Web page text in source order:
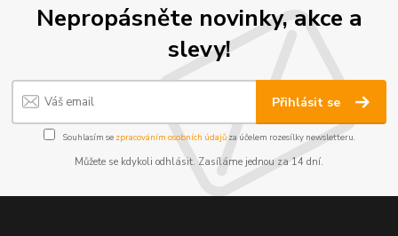
Nepropásněte novinky, akce a
slevy!
Přihlásit se
Souhlasím se zpracováním osobních údajůza účelem rozesílky newsletteru.
Můžete se kdykoli odhlásit. Zasíláme jednou za 14 dní.